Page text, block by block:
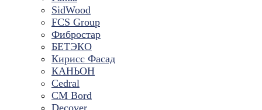
SidWood
FCS Group
Фибростар
БЕТЭКО
Кирисс Фасад
КАНЬОН
Cedral
CM Bord
Decover